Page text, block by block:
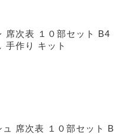
席次表 １０部セット B4
手作り キット
ュ 席次表 １０部セット B